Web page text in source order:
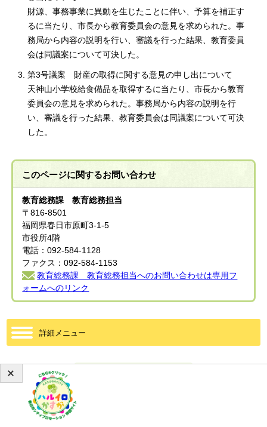
財源、事務事業に異動を生じたことに伴い、予算を補正す
るに当たり、市長から教育委員会の意見を求められた。事
務局から内容の説明を行い、審議を行った結果、教育委員
会は同議案について可決した。
第3号議案 財産の取得に関する意見の申し出について
天神山小学校給食備品を取得するに当たり、市長から教育
委員会の意見を求められた。事務局から内容の説明を行
い、審議を行った結果、教育委員会は同議案について可決
した。
このページに関するお問い合わせ
教育総務課 教育総務担当
〒816-8501
福岡県春日市原町3-1-5
市役所4階
電話：092-584-1128
ファクス：092-584-1153
教育総務課 教育総務担当へのお問い合わせは専用フ
ォームへのリンク
詳細メニュー